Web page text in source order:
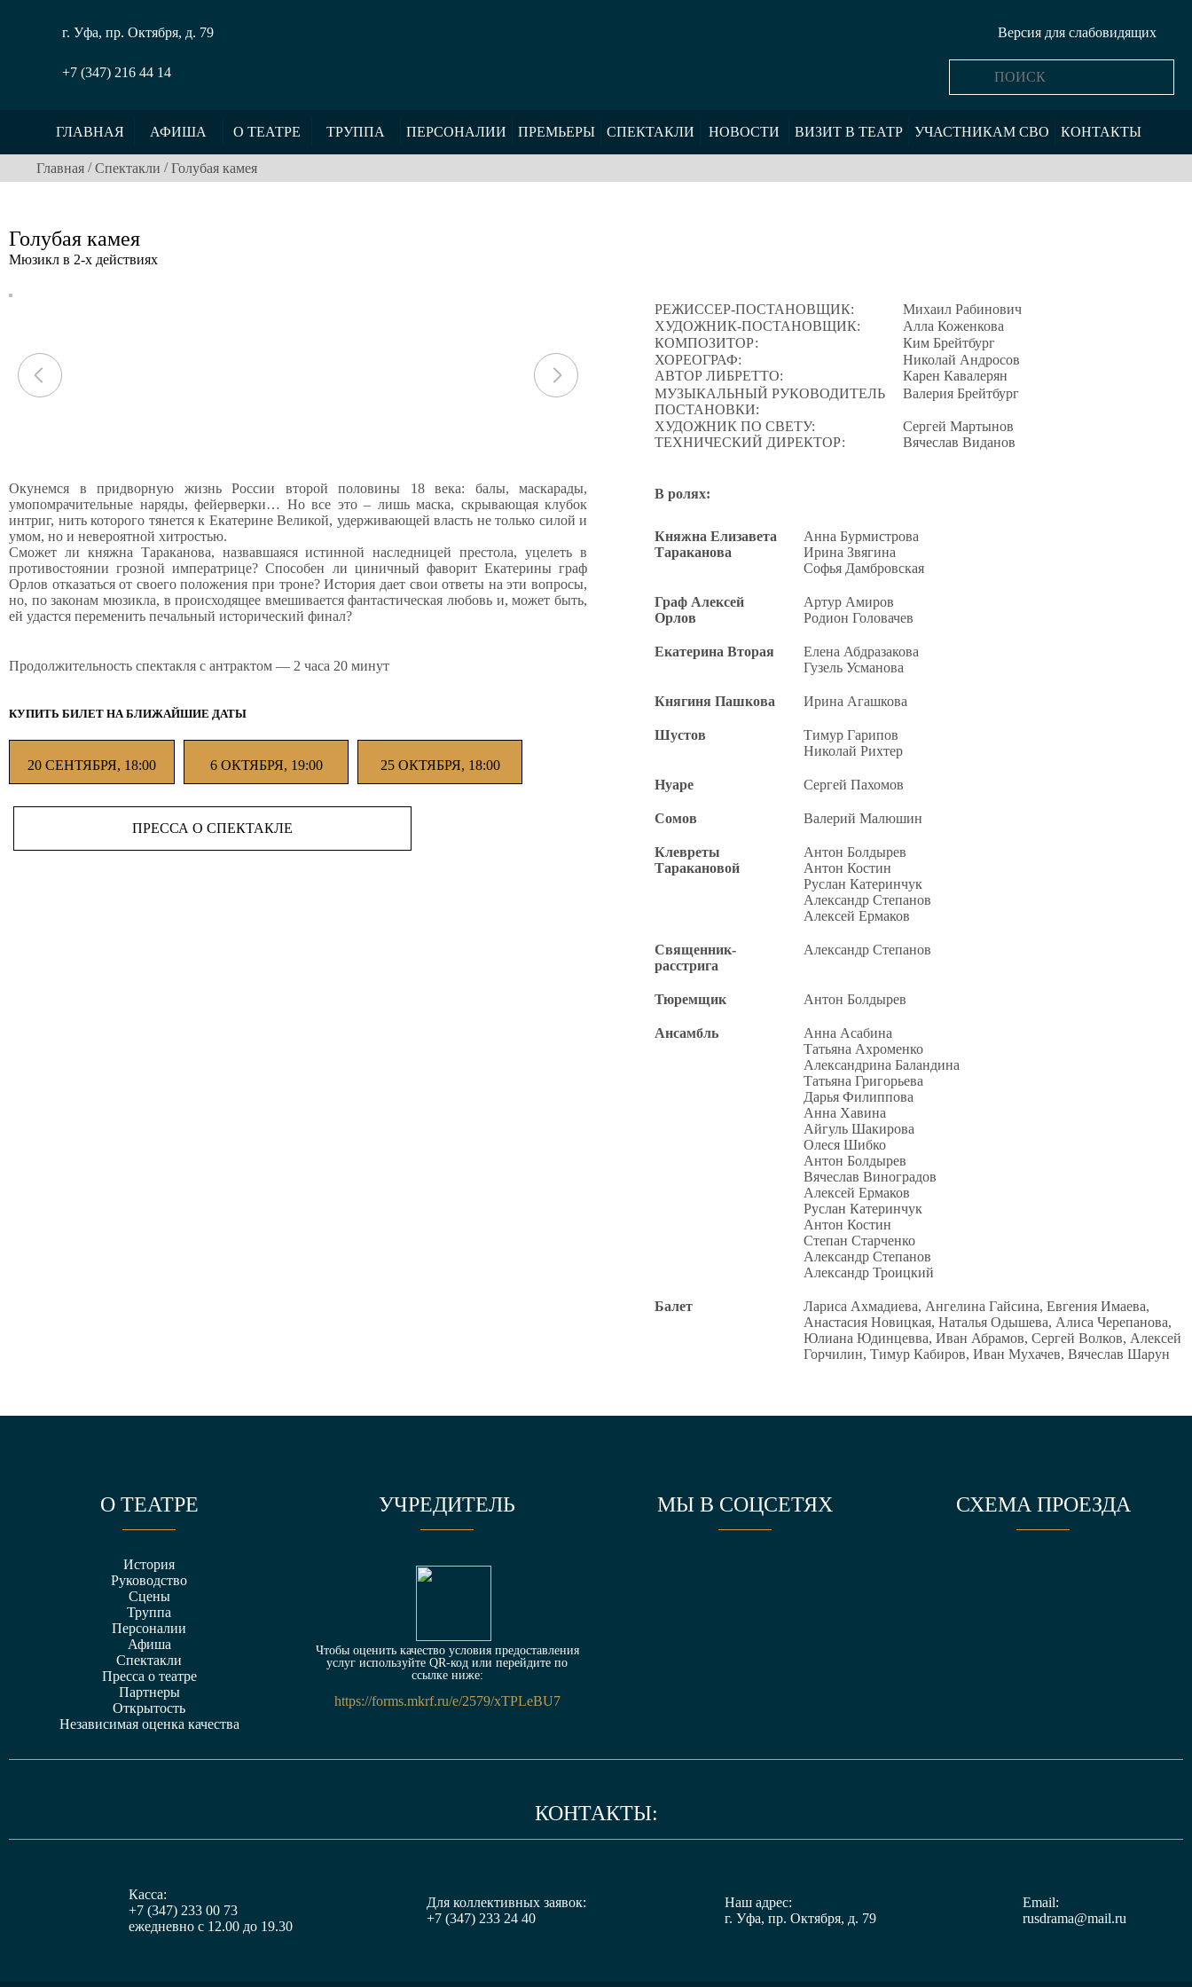
г. Уфа, пр. Октября, д. 79
+7 (347) 216 44 14
Версия для слабовидящих
ГЛАВНАЯ АФИША О ТЕАТРЕ ТРУППА ПЕРСОНАЛИИ ПРЕМЬЕРЫ СПЕКТАКЛИ НОВОСТИ ВИЗИТ В ТЕАТР УЧАСТНИКАМ СВО КОНТАКТЫ
Главная /Спектакли /Голубая камея
Голубая камея
Мюзикл в 2-х действиях
Окунемся в придворную жизнь России второй половины 18 века: балы, маскарады,
умопомрачительные наряды, фейерверки… Но все это – лишь маска, скрывающая клубок
интриг, нить которого тянется к Екатерине Великой, удерживающей власть не только силой и
умом, но и невероятной хитростью.
Сможет ли княжна Тараканова, назвавшаяся истинной наследницей престола, уцелеть в
противостоянии грозной императрице? Способен ли циничный фаворит Екатерины граф
Орлов отказаться от своего положения при троне? История дает свои ответы на эти вопросы,
но, по законам мюзикла, в происходящее вмешивается фантастическая любовь и, может быть,
ей удастся переменить печальный исторический финал?
Продолжительность спектакля с антрактом — 2 часа 20 минут
КУПИТЬ БИЛЕТ НА БЛИЖАЙШИЕ ДАТЫ
20 СЕНТЯБРЯ, 18:00 6 ОКТЯБРЯ, 19:00 25 ОКТЯБРЯ, 18:00
ПРЕССА О СПЕКТАКЛЕ
РЕЖИССЕР-ПОСТАНОВЩИК:
Михаил Рабинович
ХУДОЖНИК-ПОСТАНОВЩИК:
Алла Коженкова
КОМПОЗИТОР:
Ким Брейтбург
ХОРЕОГРАФ:
Николай Андросов
АВТОР ЛИБРЕТТО:
Карен Кавалерян
МУЗЫКАЛЬНЫЙ РУКОВОДИТЕЛЬ
ПОСТАНОВКИ:
Валерия Брейтбург
ХУДОЖНИК ПО СВЕТУ:
Сергей Мартынов
ТЕХНИЧЕСКИЙ ДИРЕКТОР:
Вячеслав Виданов
В ролях:
Княжна Елизавета
Тараканова
Анна Бурмистрова
Ирина Звягина
Софья Дамбровская
Граф Алексей
Орлов
Артур Амиров
Родион Головачев
Екатерина Вторая
Елена Абдразакова
Гузель Усманова
Княгиня Пашкова Ирина Агашкова
Шустов
Тимур Гарипов
Николай Рихтер
Нуаре Сергей Пахомов
Сомов Валерий Малюшин
Клевреты
Таракановой
Антон Болдырев
Антон Костин
Руслан Катеринчук
Александр Степанов
Алексей Ермаков
Священник-
расстрига
Александр Степанов
Тюремщик Антон Болдырев
Ансамбль
Анна Асабина
Татьяна Ахроменко
Александрина Баландина
Татьяна Григорьева
Дарья Филиппова
Анна Хавина
Айгуль Шакирова
Олеся Шибко
Антон Болдырев
Вячеслав Виноградов
Алексей Ермаков
Руслан Катеринчук
Антон Костин
Степан Старченко
Александр Степанов
Александр Троицкий
Балет
Лариса Ахмадиева, Ангелина Гайсина, Евгения Имаева,
Анастасия Новицкая, Наталья Одышева, Алиса Черепанова,
Юлиана Юдинцевва, Иван Абрамов, Сергей Волков, Алексей
Горчилин, Тимур Кабиров, Иван Мухачев, Вячеслав Шарун
О ТЕАТРЕ
История
Руководство
Сцены
Труппа
Персоналии
Афиша
Спектакли
Пресса о театре
Партнеры
Открытость
Независимая оценка качества
УЧРЕДИТЕЛЬ
Чтобы оценить качество условия предоставления
услуг используйте QR-код или перейдите по
ссылке ниже:
https://forms.mkrf.ru/e/2579/xTPLeBU7
МЫ В СОЦСЕТЯХ СХЕМА ПРОЕЗДА
КОНТАКТЫ:
Касса:
+7 (347) 233 00 73
ежедневно с 12.00 до 19.30
Для коллективных заявок:
+7 (347) 233 24 40
Наш адрес:
г. Уфа, пр. Октября, д. 79
Email:
rusdrama@mail.ru